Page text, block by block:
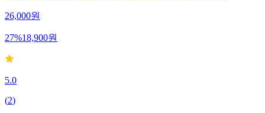
26,000원
27%18,900원
5.0
(2)